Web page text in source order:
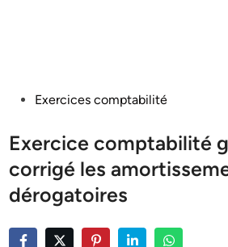
PostedExercices comptabilité
Exercice comptabilité
corrigé les
dérogatoires